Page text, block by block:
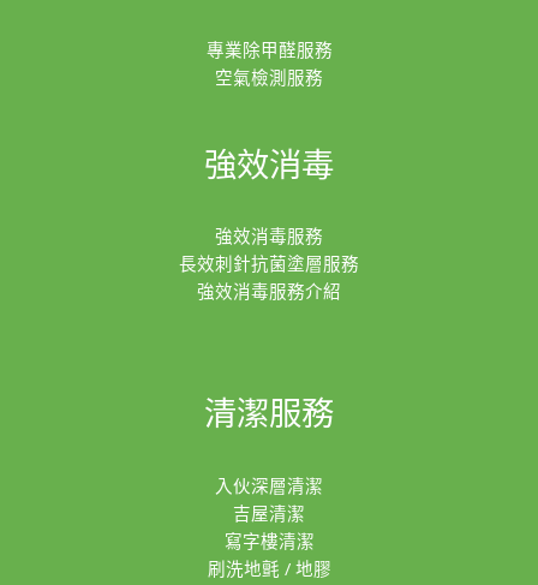
專業除甲醛服務
空氣檢測服務
強效消毒
強效消毒服務
長效刺針抗菌塗層服務
強效消毒服務介紹
清潔服務
入伙深層清潔
吉屋清潔
寫字樓清潔
刷洗地氈 / 地膠